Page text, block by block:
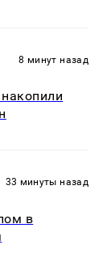
8 минут назад
33 минуты назад
в